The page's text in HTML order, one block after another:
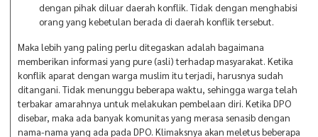
dengan pihak diluar daerah konflik. Tidak dengan menghabisi
orang yang kebetulan berada di daerah konflik tersebut.
Maka lebih yang paling perlu ditegaskan adalah bagaimana
memberikan informasi yang pure (asli) terhadap masyarakat. Ketika
konflik aparat dengan warga muslim itu terjadi, harusnya sudah
ditangani. Tidak menunggu beberapa waktu, sehingga warga telah
terbakar amarahnya untuk melakukan pembelaan diri. Ketika DPO
disebar, maka ada banyak komunitas yang merasa senasib dengan
nama-nama yang ada pada DPO. Klimaksnya akan meletus beberapa